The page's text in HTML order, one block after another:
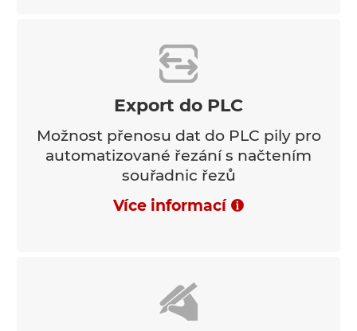
Export do PLC
Možnost přenosu dat do PLC pily pro
automatizované řezání s načtením
souřadnic řezů
Více informací